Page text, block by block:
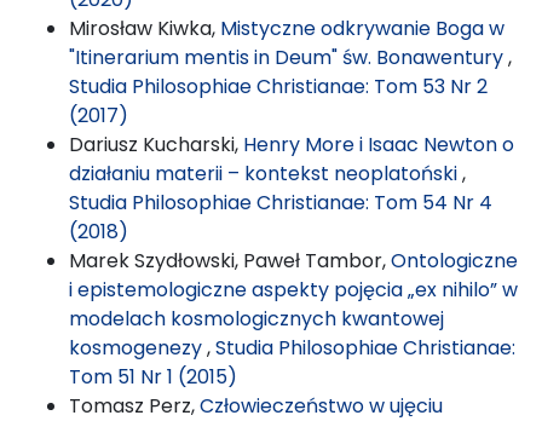
Mirosław Kiwka, Mistyczne odkrywanie Boga w
"Itinerarium mentis in Deum" św. Bonawentury,
Studia Philosophiae Christianae: Tom 53 Nr 2
(2017)
Dariusz Kucharski, Henry More i Isaac Newton o
działaniu materii – kontekst neoplatoński,
Studia Philosophiae Christianae: Tom 54 Nr 4
(2018)
Marek Szydłowski, Paweł Tambor,Ontologiczne
i epistemologiczne aspekty pojęcia „ex nihilo” w
modelach kosmologicznych kwantowej
kosmogenezy,Studia Philosophiae Christianae:
Tom 51 Nr 1 (2015)
Tomasz Perz,Człowieczeństwo w ujęciu